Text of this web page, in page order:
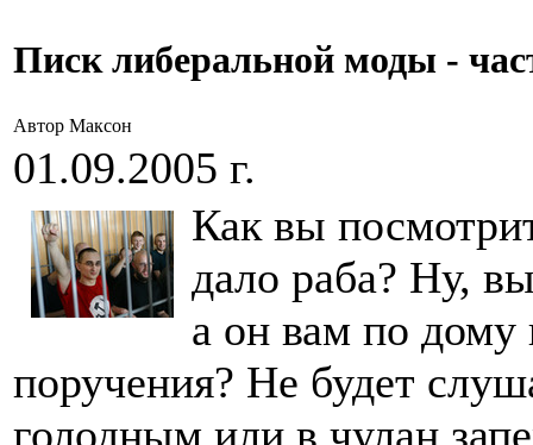
Писк либеральной моды -
Автор Максон
01.09.2005 г.
Как вы
дало раба? Ну,
а он вам по дому
поручения? Не будет
голодным или в чулан